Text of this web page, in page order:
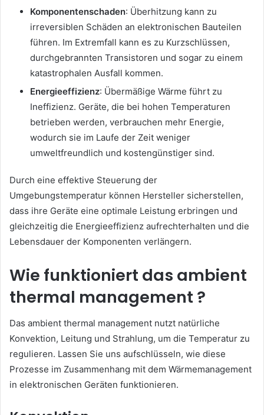
Komponentenschaden: Überhitzung kann zu
irreversiblen Schäden an elektronischen Bauteilen
führen. Im Extremfall kann es zu Kurzschlüssen,
durchgebrannten Transistoren und sogar zu einem
katastrophalen Ausfall kommen.
Energieeffizienz: Übermäßige Wärme führt zu
Ineffizienz. Geräte, die bei hohen Temperaturen
betrieben werden, verbrauchen mehr Energie,
wodurch sie im Laufe der Zeit weniger
umweltfreundlich und kostengünstiger sind.
Durch eine effektive Steuerung der
Umgebungstemperatur können Hersteller sicherstellen,
dass ihre Geräte eine optimale Leistung erbringen und
gleichzeitig die Energieeffizienz aufrechterhalten und die
Lebensdauer der Komponenten verlängern.
Wie funktioniert das ambient
thermal management ?
Das ambient thermal management nutzt natürliche
Konvektion, Leitung und Strahlung, um die Temperatur zu
regulieren. Lassen Sie uns aufschlüsseln, wie diese
Prozesse im Zusammenhang mit dem Wärmemanagement
in elektronischen Geräten funktionieren.